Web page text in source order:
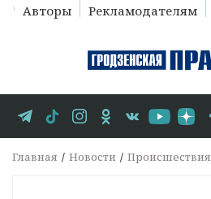
Авторы Рекламодателям
Главная Новости Происшествия